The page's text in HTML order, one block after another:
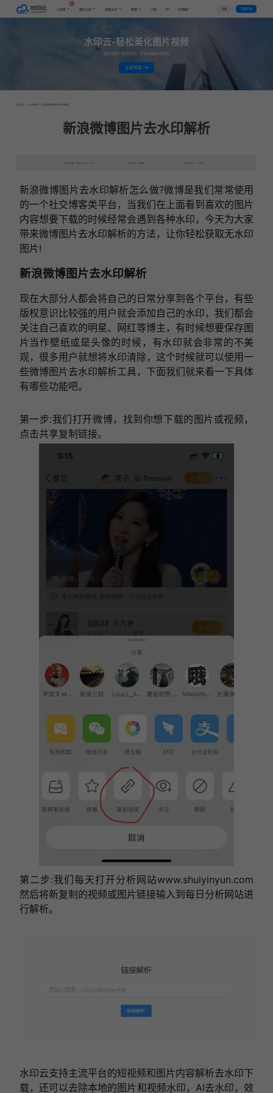
工具集 图片水印 视频水印 教程 下载 VIP 代理推广 登录 下载客户端
水印云-轻松美化图片视频
图片视频一键去水印，手机电脑均可使用
立即体验
首页 > 行业资讯 > 新浪微博图片去水印解析
新浪微博图片去水印解析
发布日期：2022-07-18 10:53 发表者：水印云 浏览次数：21639次
新浪微博图片去水印解析怎么做?微博是我们常常使用
的一个社交博客类平台，当我们在上面看到喜欢的图片
内容想要下载的时候经常会遇到各种水印，今天为大家
带来微博图片去水印解析的方法，让你轻松获取无水印
图片!
新浪微博图片去水印解析
现在大部分人都会将自己的日常分享到各个平台，有些
版权意识比较强的用户就会添加自己的水印，我们都会
关注自己喜欢的明星、网红等博主，有时候想要保存图
片当作壁纸或是头像的时候，有水印就会非常的不美
观，很多用户就想将水印清除，这个时候就可以使用一
些微博图片去水印解析工具，下面我们就来看一下具体
有哪些功能吧。
第一步:我们打开微博，找到你想下载的图片或视频，
点击共享复制链接。
第二步:我们每天打开分析网站www.shuiyinyun.com
然后将新复制的视频或图片链接输入到每日分析网站进
行解析。
水印云支持主流平台的短视频和图片内容解析去水印下
载，还可以去除本地的图片和视频水印，AI去水印，效